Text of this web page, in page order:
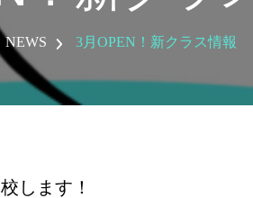
NEWS 3月OPEN！新クラス情報
します！